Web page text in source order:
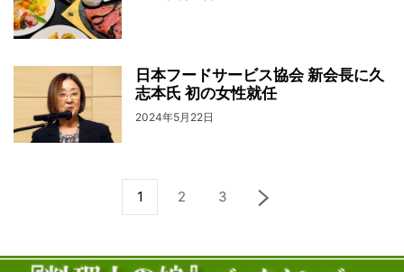
日本フードサービス協会 新会長に久
志本氏 初の女性就任
2024年5月22日
1 2 3